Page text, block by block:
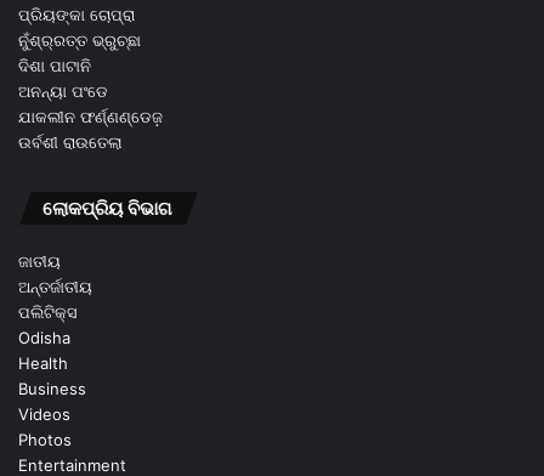
ପ୍ରିୟଙ୍କା ଚୋପ୍ରା
ନୁଁଶ୍ର୍ରତ୍ତ ଭ୍ରୁଚ୍ଛା
ଦିଶା ପାଟାନି
ଅନନ୍ୟା ପଂଡେ
ଯାକଲୀନ ଫର୍ଣ୍ଣଣ୍ଡେଜ଼
ଉର୍ବଶୀ ରାଉତେଲା
ଲୋକପ୍ରିୟ ବିଭାଗ
ଜାତୀୟ
ଅନ୍ତର୍ଜାତୀୟ
ପଲିଟିକ୍ସ
Odisha
Health
Business
Videos
Photos
Entertainment